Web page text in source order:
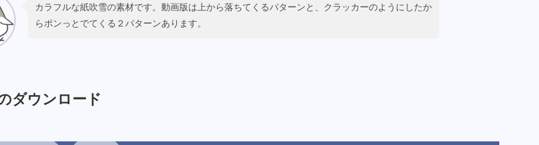
カラフルな紙吹雪の素材です。動画版は上から落ちてくるパターンと、クラッカーのようにしたか
らポンっとでてくる２パターンあります。
ダウンロード